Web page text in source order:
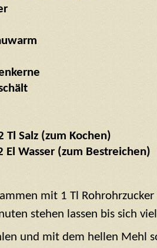
Tl Salz (zum Kochen)
El Wasser (zum Bestreichen)
mit 1 Tl
stehen lassen bis sich
und mit dem hellen Mehl